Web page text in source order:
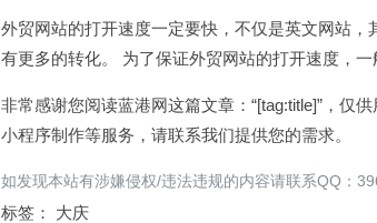
外贸网站的打开速度一定要快，不仅是英文网站
有更多的转化。 为了保证外贸网站的打开速度，
非常感谢您阅读蓝港网这篇文章：“[tag:title]”，仅
小程序制作等服务，请联系我们提供您的需求。
如发现本站有涉嫌侵权/违法违规的内容请联系QQ：
标签： 大庆